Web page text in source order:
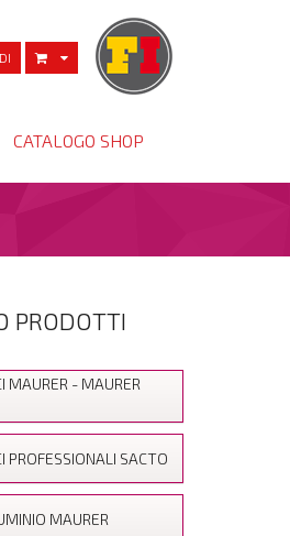
CATALOGO SHOP
PRODOTTI
MAURER - MAURER
PROFESSIONALI SACTO
MAURER